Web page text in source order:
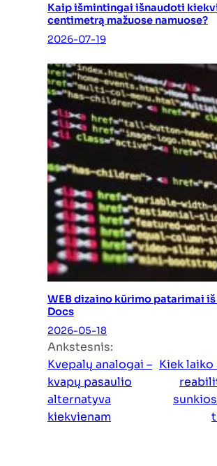
Kaip išmintingai išnaudoti
centimetrą mažuose namuose?
2026-07-19
WEB dizaino kūrimo patarimai
Docs
2026-05-18
Ankstesnis:
Kvepalų analogai –
kvapų pasaulio
alternatyva
kiekvienam
Kiek laiko